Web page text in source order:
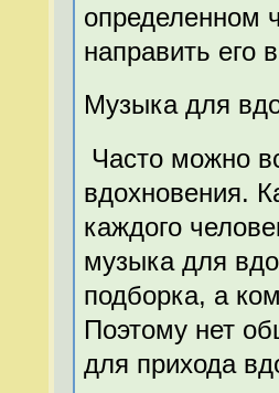
определенном
направить его
Музыка для
Часто можно
вдохновения.
каждого
музыка для
подборка, а
Поэтому нет
для прихода